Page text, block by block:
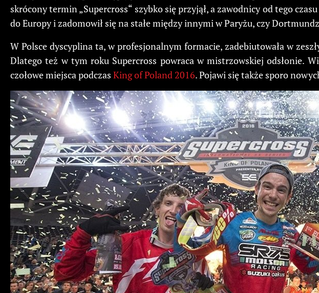
skrócony termin „Supercross“ szybko się przyjął, a zawodnicy od tego
do Europy i zadomowił się na stałe między innymi w Paryżu, czy
W Polsce dyscyplina ta, w profesjonalnym formacie, zadebiutowała w
Dlatego też w tym roku Supercross powraca w mistrzowskiej odsłonie.
czołowe miejsca podczas King of Poland 2016. Pojawi się także sporo